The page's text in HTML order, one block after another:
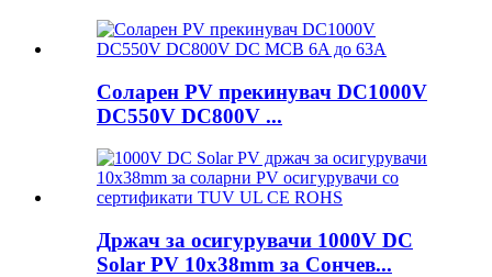
Соларен PV прекинувач DC1000V
DC550V DC800V ...
Држач за осигурувачи 1000V DC
Solar PV 10x38mm за Сончев...